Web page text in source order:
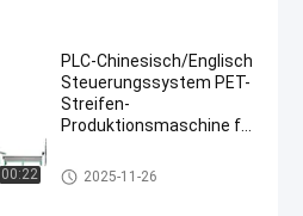
00:22
PLC-Chinesisch/Englisch
Steuerungssystem PET-
Streifen-
Produktionsmaschine für
Maschine zur Herstellung von
PET-Bändern
2025-11-26